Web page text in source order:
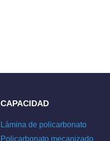
CAPACIDAD
Lámina de policarbonato
Policarbonato mecanizado